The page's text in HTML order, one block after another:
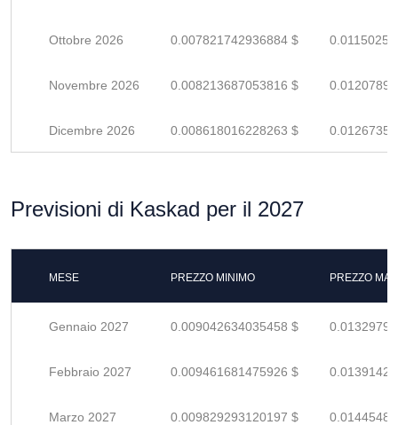
Ottobre 2026 0.007821742936884 $
Novembre 2026 0.008213687053816 $
Dicembre 2026 0.008618016228263 $
Previsioni di Kaskad per il 2027
MESE PREZZO MINIMO PREZZO
Gennaio 2027 0.009042634035458 $
Febbraio 2027 0.009461681475926 $
Marzo 2027 0.009829293120197 $